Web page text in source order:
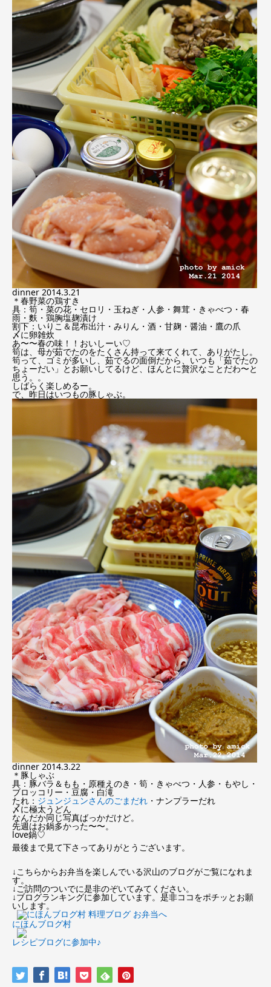
dinner 2014.3.21
＊春野菜の鶏すき
具：筍・菜の花・セロリ・玉ねぎ・人参・舞茸・きゃべつ・春
雨・麩・鶏胸塩麹漬け
割下：いりこ＆昆布出汁・みりん・酒・甘麹・醤油・鷹の爪
〆に卵雑炊
あ〜〜春の味！！おいしーい♡
筍は、母が茹でたのをたくさん持って来てくれて、ありがたし。
筍って、ゴミが多いし、茹でるの面倒だから、いつも「茹でたの
ちょーだい」とお願いしてるけど、ほんとに贅沢なことだわ〜と
思う。。
しばらく楽しめるー。
で、昨日はいつもの豚しゃぶ。
dinner 2014.3.22
＊豚しゃぶ
具：豚バラ＆もも・原種えのき・筍・きゃべつ・人参・もやし・
ブロッコリー・豆腐・白滝
たれ： ジュンジュンさんのごまだれ ・ナンプラーだれ
〆に極太うどん
なんだか同じ写真ばっかだけど。
先週はお鍋多かった〜〜。
love鍋♡
最後まで見て下さってありがとうございます。
↓こちらからお弁当を楽しんでいる沢山のブログがご覧になれま
す。
↓ご訪問のついでに是非のぞいてみてください。
↓ブログランキングに参加しています。是非ココをポチッとお願
いします。
にほんブログ村
レシピブログに参加中♪